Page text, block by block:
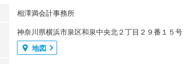
相澤満会計事務所
神奈川県横浜市泉区和泉中央北２丁目２９番１５号
地図